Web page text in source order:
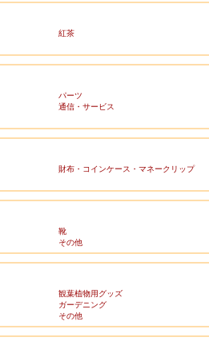
紅茶
パーツ
通信・サービス
財布・コインケース・マネークリップ
靴
その他
観葉植物用グッズ
ガーデニング
その他